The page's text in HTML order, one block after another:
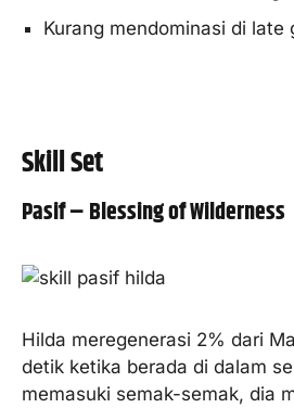
Kurang mendominasi di late
Skill Set
Pasif – Blessing of Wilderness
Hilda meregenerasi 2% dari
detik ketika berada di dalam
memasuki semak-semak, dia